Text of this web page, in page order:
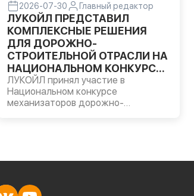
2026-07-30 Главный редактор
ЛУКОЙЛ ПРЕДСТАВИЛ
КОМПЛЕКСНЫЕ РЕШЕНИЯ
ДЛЯ ДОРОЖНО-
СТРОИТЕЛЬНОЙ ОТРАСЛИ НА
НАЦИОНАЛЬНОМ КОНКУРСЕ
МЕХАНИЗАТОРОВ
ЛУКОЙЛ принял участие в
Национальном конкурсе
механизаторов дорожно-
области.